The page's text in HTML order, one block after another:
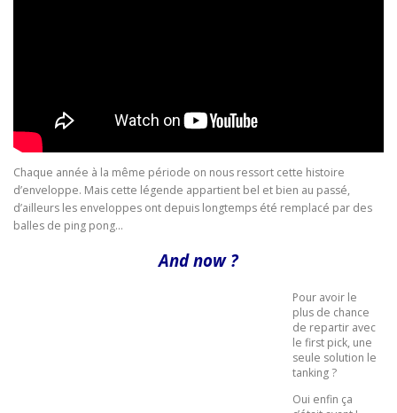
Chaque année à la même période on nous ressort cette histoire
d’enveloppe. Mais cette légende appartient bel et bien au passé,
d’ailleurs les enveloppes ont depuis longtemps été remplacé par des
balles de ping pong…
And now ?
Pour avoir le
plus de chance
de repartir avec
le first pick, une
seule solution le
tanking ?
Oui enfin ça